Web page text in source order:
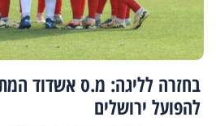
בחזרה לליגה: מ.ס אשדוד
להפועל ירושלים